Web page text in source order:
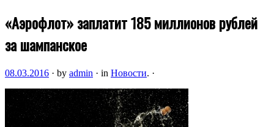
«Аэрофлот» заплатит 185 миллионов рублей
за шампанское
08.03.2016 · by admin · in Новости. ·